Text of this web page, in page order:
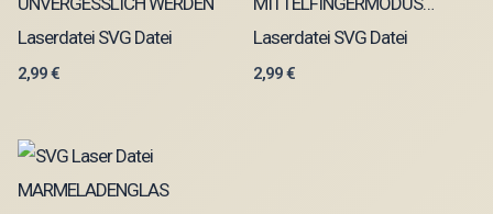
Laserdatei SVG Datei
2,99€
Laserdatei SVG Datei
2,99€